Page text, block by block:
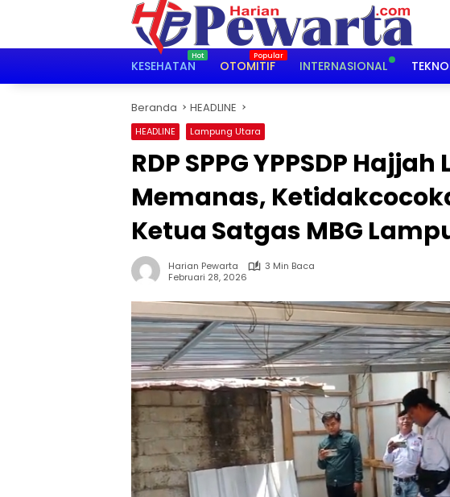
KESEHATAN OTOMITIF INTERNASIONAL
Beranda HEADLINE
HEADLINE Lampung Utara
RDP SPPG YPPSDP Hajjah
Memanas,
Ketua Satgas MBG
Harian Pewarta
3 Min Baca
Februari 28, 2026